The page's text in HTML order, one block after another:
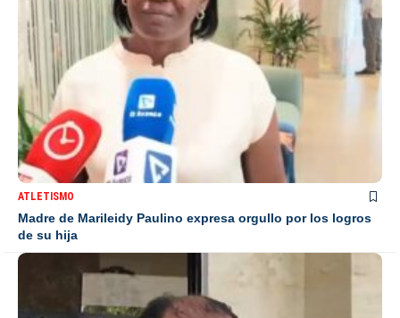
ATLETISMO
Madre de Marileidy Paulino expresa orgullo por los logros
de su hija